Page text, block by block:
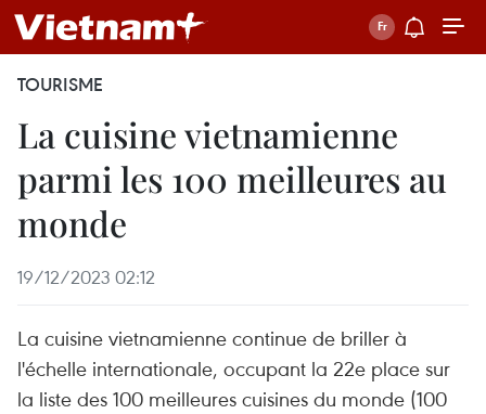
TOURISME
La cuisine vietnamienne
parmi les 100 meilleures au
monde
19/12/2023 02:12
La cuisine vietnamienne continue de briller à
l'échelle internationale, occupant la 22e place sur
la liste des 100 meilleures cuisines du monde (100